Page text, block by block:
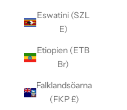
Eswatini (SZL
E)
Etiopien (ETB
Br)
Falklandsöarna
(FKP £)